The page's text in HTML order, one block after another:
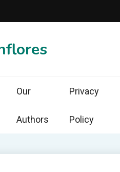
Our
Authors
Privacy
Policy